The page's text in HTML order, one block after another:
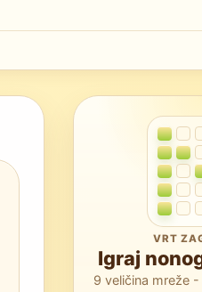
VRT
Igraj
9 veličina mreže